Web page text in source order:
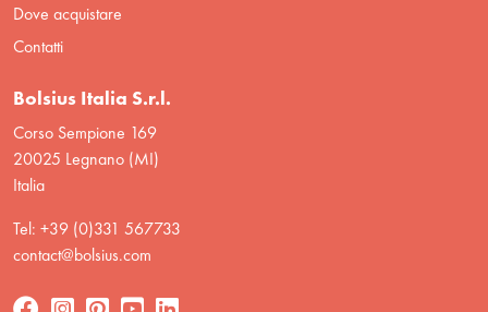
Dove acquistare
Contatti
Bolsius Italia S.r.l.
Corso Sempione 169
20025 Legnano (MI)
Italia
Tel: +39 (0)331 567733
contact@bolsius.com